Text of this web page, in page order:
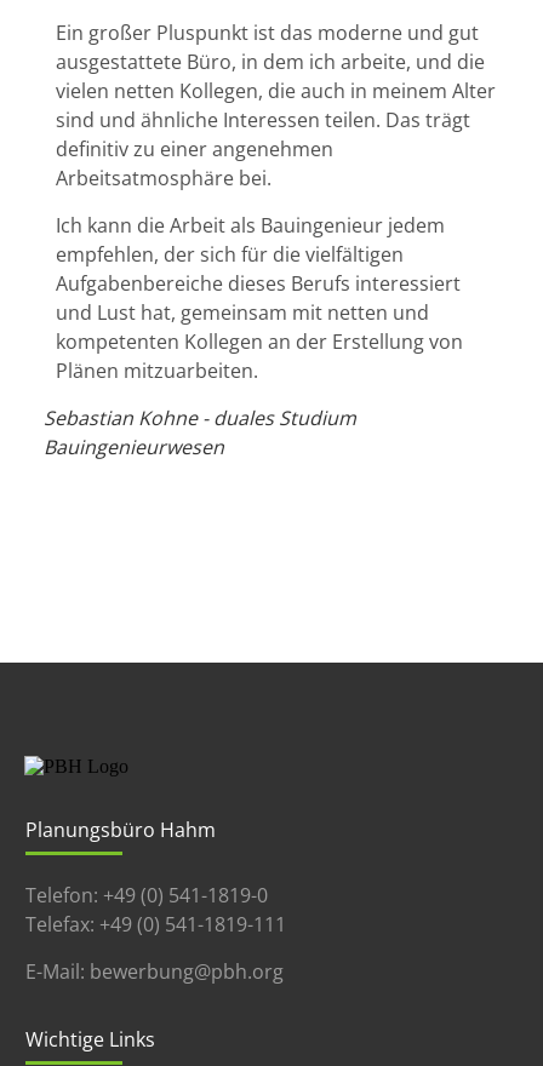
Ein großer Pluspunkt ist das moderne und gut
ausgestattete Büro, in dem ich arbeite, und die
vielen netten Kollegen, die auch in meinem Alter
sind und ähnliche Interessen teilen. Das trägt
definitiv zu einer angenehmen
Arbeitsatmosphäre bei.
Ich kann die Arbeit als Bauingenieur jedem
empfehlen, der sich für die vielfältigen
Aufgabenbereiche dieses Berufs interessiert
und Lust hat, gemeinsam mit netten und
kompetenten Kollegen an der Erstellung von
Plänen mitzuarbeiten.
Sebastian Kohne - duales Studium
Bauingenieurwesen
Planungsbüro Hahm
Telefon: +49 (0) 541-1819-0
Telefax: +49 (0) 541-1819-111
E-Mail: bewerbung@pbh.org
Wichtige Links